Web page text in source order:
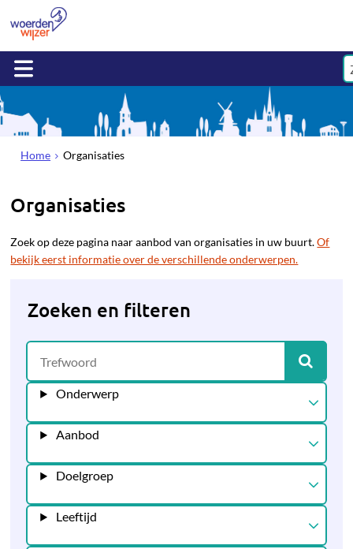
Home Organisaties
Organisaties
Zoek op deze pagina naar aanbod van organisaties in uw buurt.Of
bekijk eerst informatie over de verschillende onderwerpen.
Zoeken en filteren
Onderwerp
Aanbod
Doelgroep
Leeftijd